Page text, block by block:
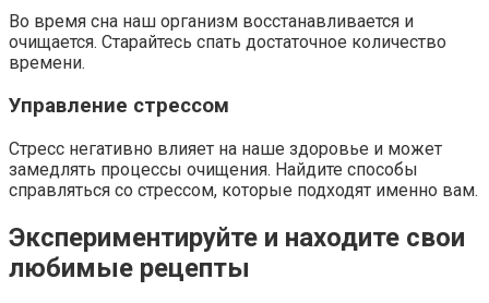
Во время сна наш организм восстанавливается и
очищается. Старайтесь спать достаточное количество
времени.
Управление стрессом
Стресс негативно влияет на наше здоровье и может
замедлять процессы очищения. Найдите способы
справляться со стрессом, которые подходят именно вам.
Экспериментируйте и находите свои
любимые рецепты